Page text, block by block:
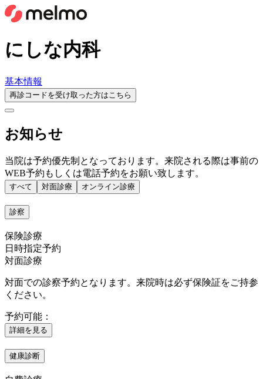
にしな内科
基本情報
再診コードを受け取った方はこちら
お知らせ
当院は予約優先制となっております。来院される際は事前の
WEB予約もしくは電話予約をお願い致します。
すべて 対面診療 オンライン診療
診察
保険診療
日時指定予約
対面診療
対面での診察予約となります。来院時は必ず保険証をご持参
ください。
予約可能：
詳細を見る
健康診断